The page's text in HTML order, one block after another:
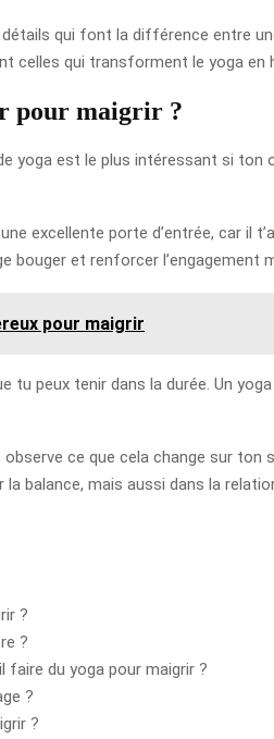
qui font la différence entre
celles qui transforment le yoga en
pour maigrir ?
yoga est le plus intéressant si
excellente porte d’entrée, car il
bouger et renforcer l’engagement
pour maigrir
tu peux tenir dans la durée. Un
ce que cela change sur
balance, mais aussi dans la
?
?
du yoga pour maigrir ?
?
?